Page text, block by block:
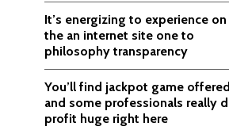
It’s energizing to experience on
the an internet site one to
philosophy transparency
You’ll find jackpot game
and some professionals really
profit huge right here